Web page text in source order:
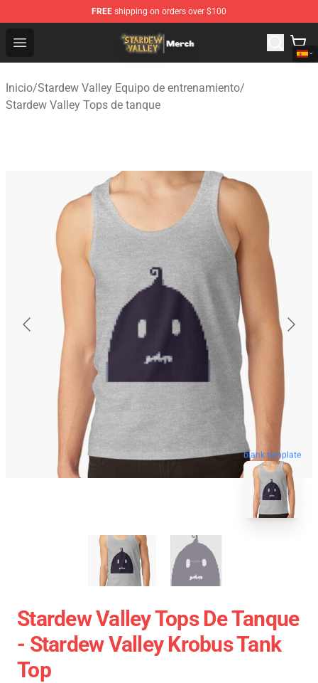
FREE shipping on orders over $100
Open menu
Stardew Valley Store - Official Stardew Valley
Inicio/Stardew Valley Equipo de entrenamiento/
Stardew Valley Tops de tanque
blank template
Stardew Valley Tops De Tanque
- Stardew Valley Krobus Tank
Top